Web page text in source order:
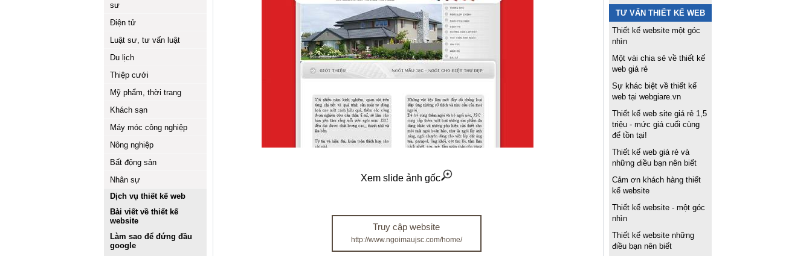
sư
Điện tử
Luật sư, tư vấn luật
Du lịch
Thiệp cưới
Mỹ phẩm, thời trang
Khách sạn
Máy móc công nghiệp
Nông nghiệp
Bất động sản
Nhân sự
Dịch vụ thiết kế web
Bài viết về thiết kế
website
Làm sao để đứng đầu
google
Xem slide ảnh gốc
Truy cập website
http://www.ngoimaujsc.com/home/
TƯ VẤN THIẾT KẾ WEB
Thiết kế website một góc
nhìn
Một vài chia sẻ về thiết kế
web giá rẻ
Sự khác biệt về thiết kế
web tại webgiare.vn
Thiết kế web site giá rẻ 1,5
triệu - mức giá cuối cùng
để tồn tại!
Thiết kế web giá rẻ và
những điều bạn nên biết
Cảm ơn khách hàng thiết
kế website
Thiết kế website - một góc
nhìn
Thiết kế website những
điều bạn nên biết